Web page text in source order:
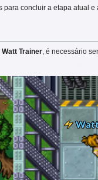
concluir a etapa atual
Watt Trainer , é necessário